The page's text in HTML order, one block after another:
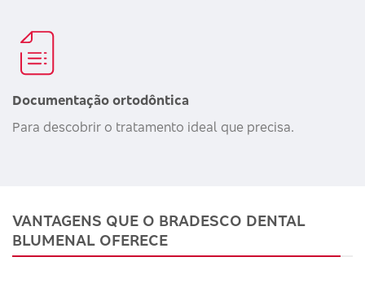
Documentação ortodôntica
Para descobrir o tratamento ideal que precisa.
VANTAGENS QUE O BRADESCO DENTAL
BLUMENAL OFERECE